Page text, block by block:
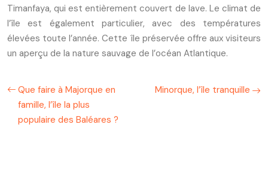
Timanfaya, qui est entièrement couvert de lave. Le climat de
l’île est également particulier, avec des températures
élevées toute l’année. Cette île préservée offre aux visiteurs
un aperçu de la nature sauvage de l’océan Atlantique.
Que faire à Majorque en
famille, l’île la plus
populaire des Baléares ?
Minorque, l’île tranquille